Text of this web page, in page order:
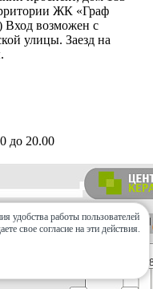
ЖК «Граф
Вход возможен с
улицы. Заезд на
до 20.00
удобства работы пользователей
свое согласие на эти действия.